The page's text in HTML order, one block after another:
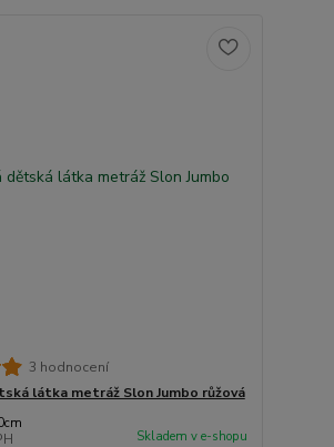
3 hodnocení
látka metráž Slon Jumbo růžová
Skladem v e-shopu